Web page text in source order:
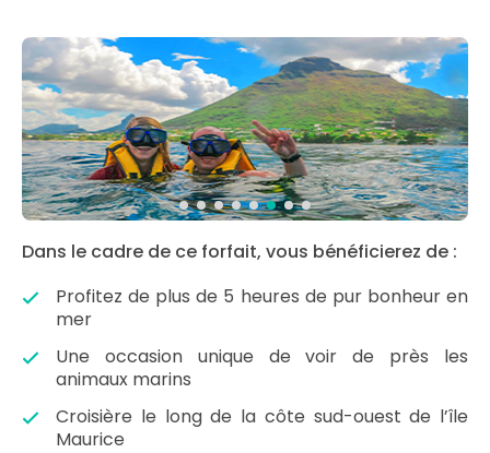
Dans le cadre de ce forfait, vous bénéficierez de :
Profitez de plus de 5 heures de pur bonheur en
mer
Une occasion unique de voir de près les
animaux marins
Croisière le long de la côte sud-ouest de l’île
Maurice